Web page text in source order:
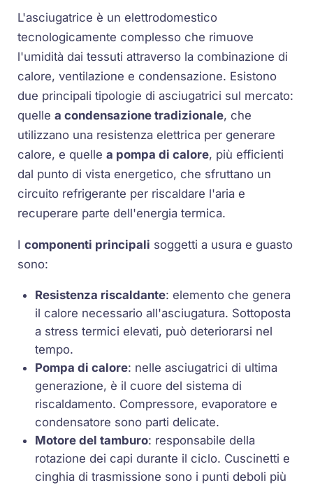
L'asciugatrice è un elettrodomestico
tecnologicamente complesso che rimuove
l'umidità dai tessuti attraverso la combinazione di
calore, ventilazione e condensazione. Esistono
due principali tipologie di asciugatrici sul mercato:
quellea condensazione tradizionale, che
utilizzano una resistenza elettrica per generare
calore, e quellea pompa di calore, più efficienti
dal punto di vista energetico, che sfruttano un
circuito refrigerante per riscaldare l'aria e
recuperare parte dell'energia termica.
Icomponenti principali soggetti a usura e guasto
sono:
Resistenza riscaldante: elemento che genera
il calore necessario all'asciugatura. Sottoposta
a stress termici elevati, può deteriorarsi nel
tempo.
Pompa di calore: nelle asciugatrici di ultima
generazione, è il cuore del sistema di
riscaldamento. Compressore, evaporatore e
condensatore sono parti delicate.
Motore del tamburo: responsabile della
rotazione dei capi durante il ciclo. Cuscinetti e
cinghia di trasmissione sono i punti deboli più